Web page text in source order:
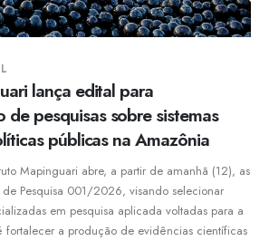
lança edital para
de pesquisas sobre sistemas
públicas na Amazônia
Mapinguari abre, a partir de amanhã (12), as
Pesquisa 001/2026, visando selecionar
em pesquisa aplicada voltadas para a
fortalecer a produção de evidências científicas